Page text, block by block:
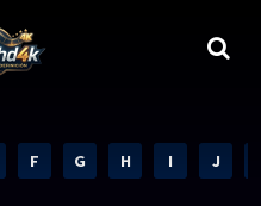
1080p Full HD
F G H I J